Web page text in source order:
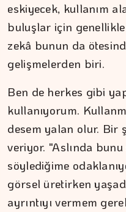
eskiyecek, kullanım
buluşlar için genellikle
zekâ bunun da
gelişmelerden biri.
Ben de herkes gibi
kullanıyorum.
desem yalan olur. Bir
veriyor. "Aslında
söylediğime
görsel üretirken
ayrıntıyı vermem